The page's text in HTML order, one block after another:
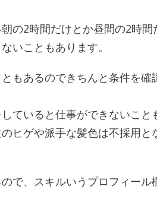
の2時間だけとか昼間の2時間
いこともあります。
もあるのできちんと条件を確
ていると仕事ができないこと
ヒゲや派手な髪色は不採用と
で、スキルいうプロフィール